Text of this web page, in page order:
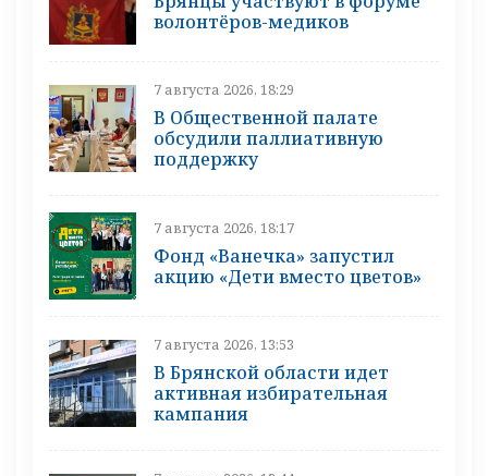
волонтёров-медиков
7 августа 2026, 18:29
В Общественной палате
обсудили паллиативную
поддержку
7 августа 2026, 18:17
Фонд «Ванечка» запустил
акцию «Дети вместо цветов»
7 августа 2026, 13:53
В Брянской области идет
активная избирательная
кампания